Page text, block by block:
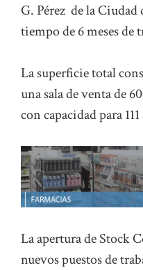
G. Pérez de la Ciudad
tiempo de 6 meses de
La superficie total
una sala de venta de
con capacidad para
La apertura de Stock
nuevos puestos de